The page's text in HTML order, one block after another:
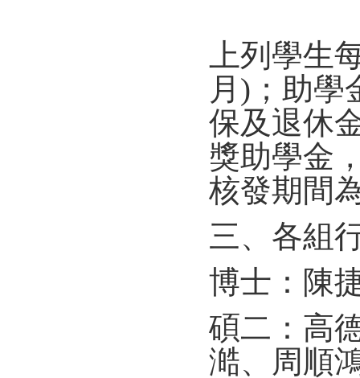
上列學生
月)；助學
保及退休
獎助學金
核發期間
三、各組
博士：陳
碩二：高
澔、周順